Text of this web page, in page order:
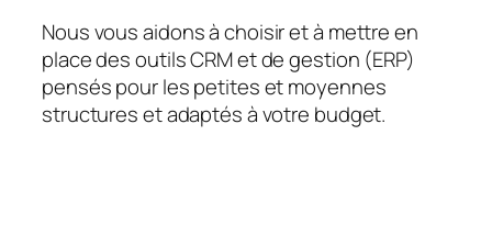
Nous vous aidons à choisir et à mettre en
place des outils CRM et de gestion (ERP)
pensés pour les petites et moyennes
structures et adaptés à votre budget.